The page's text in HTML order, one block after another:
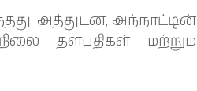
அத்துடன், அந்நாட்டின்
தளபதிகள் மற்றும்